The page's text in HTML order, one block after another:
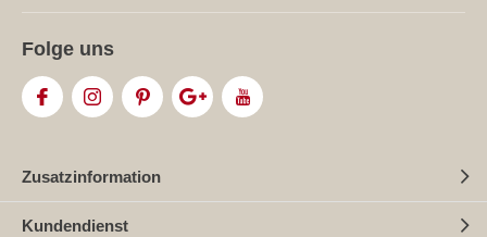
Folge uns
Zusatzinformation
Kundendienst